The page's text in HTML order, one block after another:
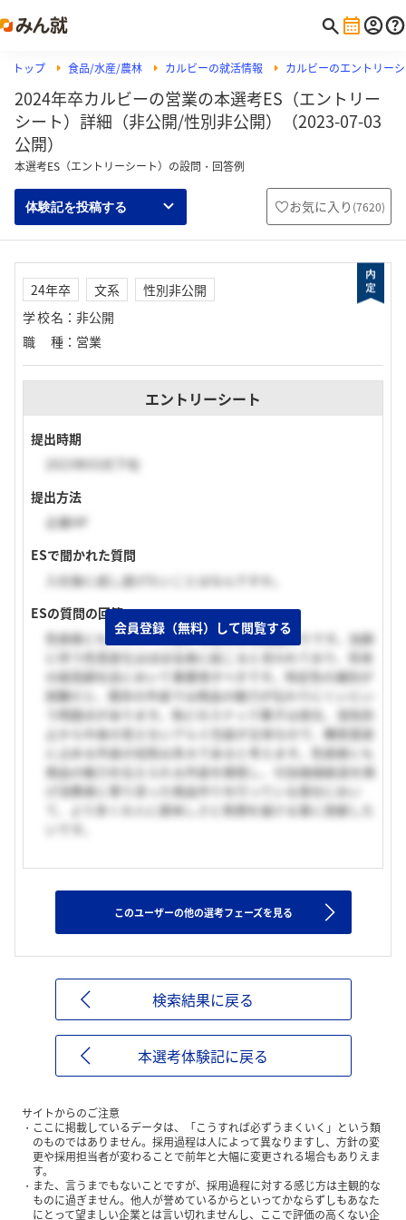
トップ 食品/水産/農林 カルビーの就活情報 カルビーのエントリー
2024年卒カルビーの営業の本選考ES（エントリー
シート）詳細（非公開/性別非公開）（2023-07-03
公開）
本選考ES（エントリーシート）の設問・回答例
体験記を投稿する お気に入り (7620)
24年卒 文系
性別非公開
学校名 ： 非公開
職種 ： 営業
エントリーシート
提出時期
2023年03月下旬
提出方法
企業HP
ESで聞かれた質問
入社後に成し遂げたいことはなんですか。
ESの質問の回答
色弱者にもパッケージ買いを楽しめる商品作りです。加齢
に伴う色覚変化はほぼ全員に起こると言われており、将来
の超高齢社会において重要視すべきです。特定色の識別が
困難だと、既存の外装では商品の魅力が伝わりにくいとい
う問題点があります。殆どのスナック菓子は遮光、湿気防
止から中身の見えないアルミ包装が主体なので、購買意欲
に占める外装の役割は多大であると考えます。色弱者にも
商品の魅力を伝えられる外装を開発し、付加価値創造を掲
げ消費者に寄り添った商品作りを行っている貴社におい
て、より多くの人に美味しさと笑顔を届ける事に貢献した
会員登録（無料）して閲覧する
このユーザーの他の選考フェーズを見る
検索結果に戻る
本選考体験記に戻る
サイトからのご注意
ここに掲載しているデータは、「こうすれば必ずうまくいく」という類
のものではありません。採用過程は人によって異なりますし、方針の変
更や採用担当者が変わることで前年と大幅に変更される場合もありえま
す。
また、言うまでもないことですが、採用過程に対する感じ方は主観的な
ものに過ぎません。他人が誉めているからといってかならずしもあなた
にとって望ましい企業とは言い切れませんし、ここで評価の高くない企